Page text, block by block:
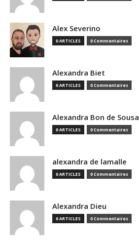
Alex Severino
0 ARTICLES 0 Commentaires
Alexandra Biet
0 ARTICLES 0 Commentaires
Alexandra Bon de Sousa
0 ARTICLES 0 Commentaires
alexandra de lamalle
0 ARTICLES 0 Commentaires
Alexandra Dieu
0 ARTICLES 0 Commentaires